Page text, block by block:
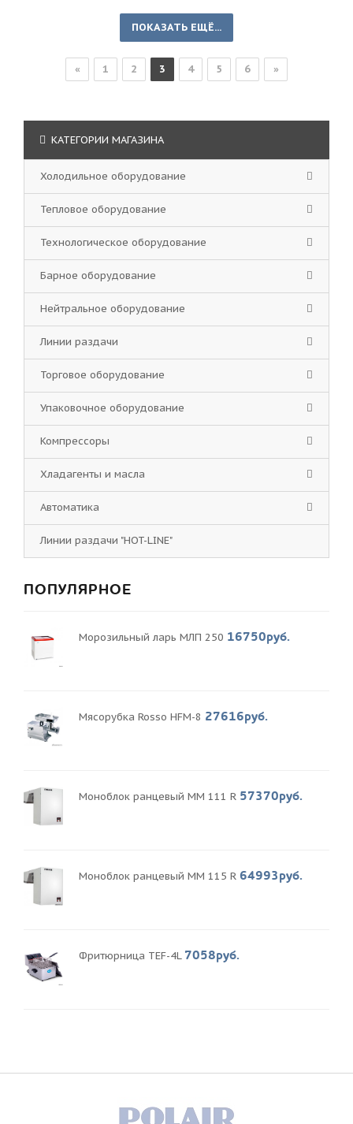
ПОКАЗАТЬ ЕЩЁ...
« 1 2 3 4 5 6 »
КАТЕГОРИИ МАГАЗИНА
Холодильное оборудование
Тепловое оборудование
Технологическое оборудование
Барное оборудование
Нейтральное оборудование
Линии раздачи
Торговое оборудование
Упаковочное оборудование
Компрессоры
Хладагенты и масла
Автоматика
Линии раздачи "HOT-LINE"
ПОПУЛЯРНОЕ
Морозильный ларь МЛП 250 16750руб.
Мясорубка Rosso HFM-8 27616руб.
Моноблок ранцевый MM 111 R 57370руб.
Моноблок ранцевый MM 115 R 64993руб.
Фритюрница TEF-4L 7058руб.